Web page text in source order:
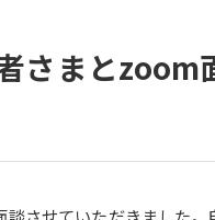
さまとzoom